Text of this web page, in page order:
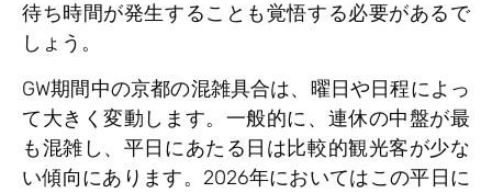
待ち時間が発生することも覚悟する必要があるで
しょう。
GW期間中の京都の混雑具合は、曜日や日程によっ
て大きく変動します。一般的に、連休の中盤が最
も混雑し、平日にあたる日は比較的観光客が少な
い傾向にあります。2026年においてはこの平日に